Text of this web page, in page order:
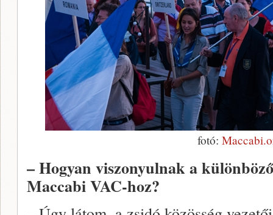
fotó:
– Hogyan viszonyulnak a
Maccabi VAC-hoz?